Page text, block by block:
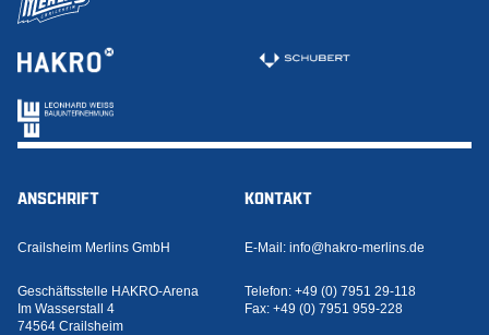
ANSCHRIFT
Crailsheim Merlins GmbH
Geschäftsstelle HAKRO-Arena
Im Wasserstall 4
74564 Crailsheim
KONTAKT
E-Mail: info@hakro-merlins.de
Telefon: +49 (0) 7951 29-118
Fax: +49 (0) 7951 959-228